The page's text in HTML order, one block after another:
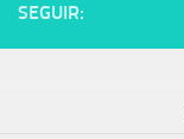
SEGUIR: